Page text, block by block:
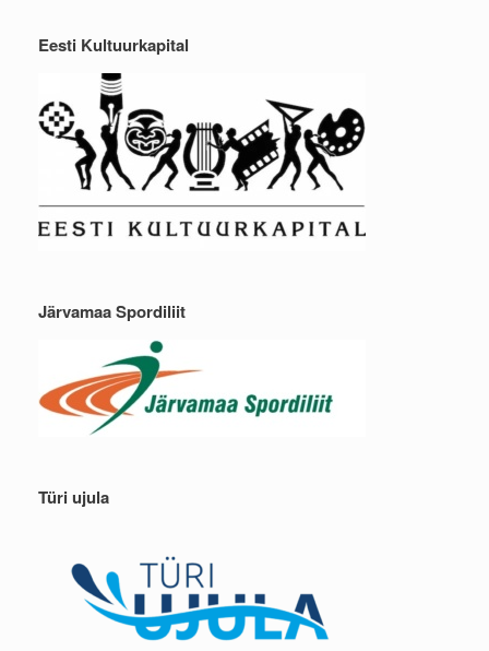
Eesti Kultuurkapital
Järvamaa Spordiliit
Türi ujula